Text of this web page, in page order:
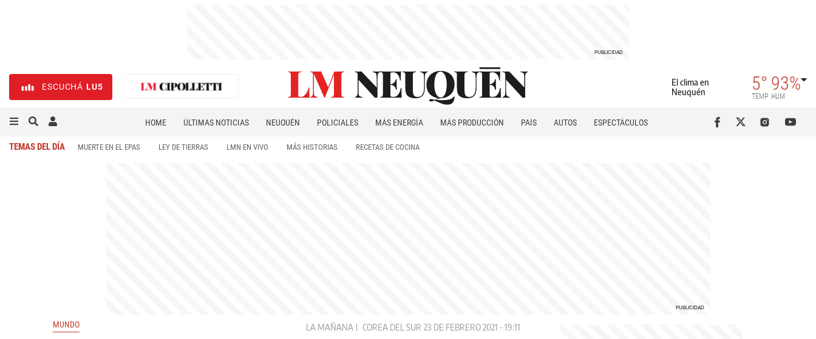
ESCUCHÁ LU5
El clima en
Neuquén
5°
TEMP
93%
HUM
HOME ÚLTIMAS NOTICIAS NEUQUÉN POLICIALES MÁS ENERGÍA MÁS PRODUCCIÓN PAÍS AUTOS
ESPECTÁCULOS
TEMAS DEL DÍA MUERTE EN EL EPAS LEY DE TIERRAS LMN EN VIVO MÁS HISTORIAS RECETAS DE COCINA
MUNDO LA MAÑANA COREA DEL SUR 23 DE FEBRERO 2021 - 19:11